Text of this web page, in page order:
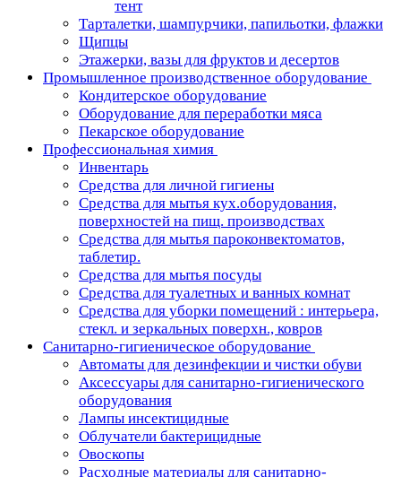
тент
Тарталетки, шампурчики, папильотки, флажки
Щипцы
Этажерки, вазы для фруктов и десертов
Промышленное производственное оборудование
Кондитерское оборудование
Оборудование для переработки мяса
Пекарское оборудование
Профессиональная химия
Инвентарь
Средства для личной гигиены
Средства для мытья кух.оборудования,
поверхностей на пищ. производствах
Средства для мытья пароконвектоматов,
таблетир.
Средства для мытья посуды
Средства для туалетных и ванных комнат
Средства для уборки помещений : интерьера,
стекл. и зеркальных поверхн., ковров
Санитарно-гигиеническое оборудование
Автоматы для дезинфекции и чистки обуви
Аксессуары для санитарно-гигиенического
оборудования
Лампы инсектицидные
Облучатели бактерицидные
Овоскопы
Расходные материалы для санитарно-